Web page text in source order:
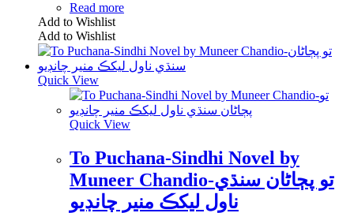
Read more
Add to Wishlist
Add to Wishlist
Quick View
Quick View
To Puchana-Sindhi Novel by
Muneer Chandio-تو پڄاڻان سنڌي
ناول ليکڪ منير چانڊيو